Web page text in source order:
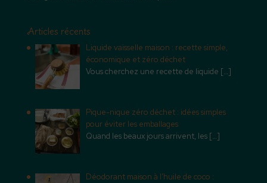
Articles récents
Liquide vaisselle maison : recette simple,
économique et zéro déchet
Vous cherchez une recette de liquide […]
Pique-nique zéro déchet : idées simples
pour éviter les emballages
Quand les beaux jours arrivent, les […]
Déodorant maison à l’huile de coco :